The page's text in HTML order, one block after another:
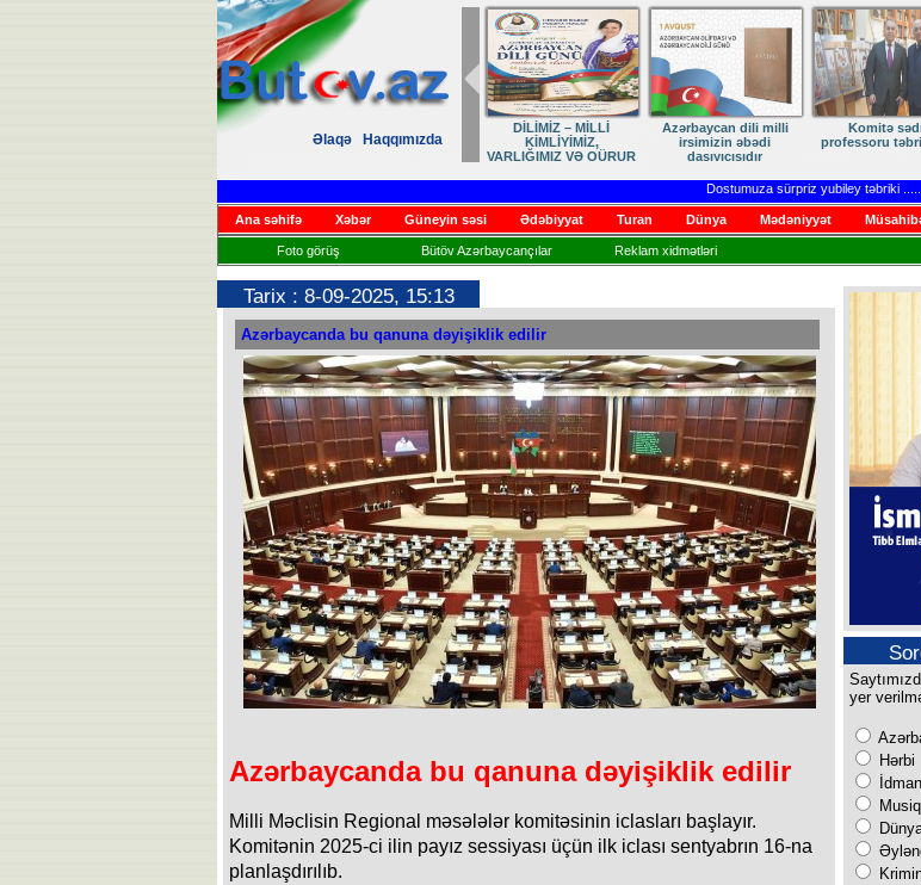
Əlaqə
Haqqımızda
Zəfərdən Qayıdışa –
Həsrətin Sonu Yaxındır
ANA DİLİMİZ – MİLLİ
KİMLİYİMİZDİR
Ruhumuzun
Dostumuza sürpriz yubiley təbriki
Ana səhifə Xəbər Güneyin səsi Ədəbiyyat Turan Dünya Mədəniyyət
Foto görüş Bütöv Azərbaycançılar Reklam xidmətləri
Tarix : 8-09-2025, 15:13
Azərbaycanda bu qanuna dəyişiklik edilir
Azərbaycanda bu qanuna dəyişiklik edilir
Milli Məclisin Regional məsələlər komitəsinin iclasları başlayır.
Komitənin 2025-ci ilin payız sessiyası üçün ilk iclası sentyabrın 16-na
planlaşdırılıb.
yer
Hərbi
İdman